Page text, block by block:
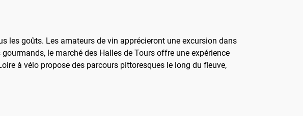
les goûts. Les amateurs de vin apprécieront une excursion dans
le marché des Halles de Tours offre une expérience
à vélo propose des parcours pittoresques le long du fleuve,